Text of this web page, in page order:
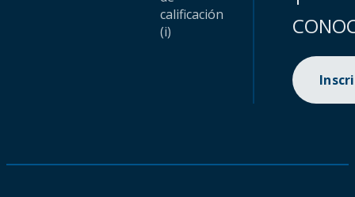
calificación
(i)